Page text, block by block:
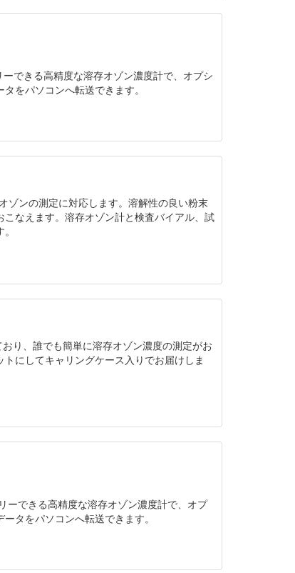
できる高精度な溶存オゾン濃度計で、オプシ
をパソコンへ転送できます。
ゾンの測定に対応します。溶解性の良い粉末
なえます。溶存オゾン計と検査バイアル、試
り、誰でも簡単に溶存オゾン濃度の測定がお
にしてキャリングケース入りでお届けしま
ーできる高精度な溶存オゾン濃度計で、オプ
タをパソコンへ転送できます。